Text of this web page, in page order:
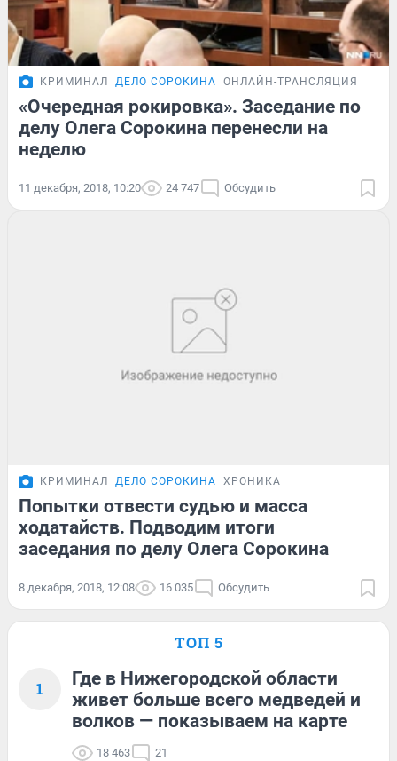
КРИМИНАЛ ДЕЛО СОРОКИНА ОНЛАЙН-ТРАНСЛЯЦИЯ
«Очередная рокировка». Заседание по
делу Олега Сорокина перенесли на
неделю
11 декабря, 2018, 10:20 24 747 Обсудить
КРИМИНАЛ ДЕЛО СОРОКИНА ХРОНИКА
Попытки отвести судью и масса
ходатайств. Подводим итоги
заседания по делу Олега Сорокина
8 декабря, 2018, 12:08 16 035 Обсудить
ТОП 5
1
Где в Нижегородской области
живет больше всего медведей и
волков — показываем на карте
18 463 21